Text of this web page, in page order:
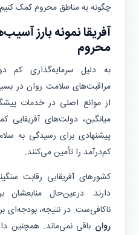
چگونه به مناطق محروم کمک
آفریقا نمونه بارز
محروم
به دلیل سرمایه‌گذاری
مراقبت‌های سلامت روان در
از موانع اصلی در خدمات
میانگین، دولت‌های آفریقایی
پیشنهادی برای رسیدگی به
کم‌درآمد را تأمین می‌کنند.
کشورهای آفریقایی رقابت
دارند. درعین‌حال
ناکافی‌ست. در نتیجه، بودجه‌ای
روان باقی نمی‌‌ماند. همچنین